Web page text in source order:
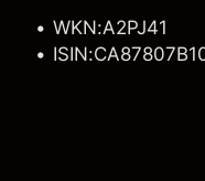
WKN:A2PJ41